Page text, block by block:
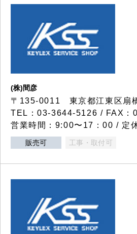
(株)間彦
〒135-0011 東京都江東区扇
TEL：03-3644-5126 / FAX：
営業時間：9:00〜17：00 / 定
販売可 工事・取付可